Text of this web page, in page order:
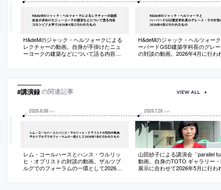
H&deMのジャック・ヘルツォークによる
レクチャーの動画。自身が手掛けたニュ
ーヨークの建築などについて語る内容。
の
H&deMのジャック・ヘルツォー
ーバードGSD建築学科長のグレ
の対談の動画。2026年4月に行わ
#講演録の関連記事
2026.8.08 SAT
レム・コールハースとハンス・ウルリッ
ヒ・オブリストの対談の動画。ザルツブ
ルグでのフォーラムの一環として2026年7
2026.7.26 SUN
山田紗子による講演会「parallel
動画。自身のTOTO ギャラリー
展示に合わせて2026年5月に行わ
VIEW ALL